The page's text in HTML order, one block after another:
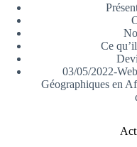
Ce
03/05/2022-
Géographiques en